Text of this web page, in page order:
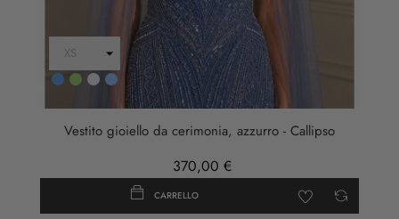
Blu VerdeARGENTO
AZZURRO
Vestito gioiello da cerimonia, azzurro - Callipso
370,00 €
CARRELLO